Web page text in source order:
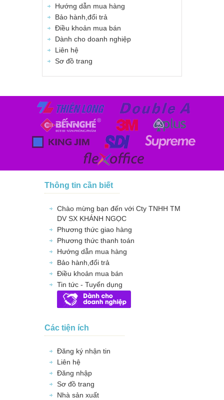
Hướng dẫn mua hàng
Bảo hành,đổi trả
Điều khoản mua bán
Dành cho doanh nghiệp
Liên hệ
Sơ đồ trang
Thông tin cần biết
Chào mừng bạn đến với Cty TNHH TM
DV SX KHÁNH NGỌC
Phương thức giao hàng
Phương thức thanh toán
Hướng dẫn mua hàng
Bảo hành,đổi trả
Điều khoản mua bán
Tin tức - Tuyển dụng
Các tiện ích
Đăng ký nhận tin
Liên hệ
Đăng nhập
Sơ đồ trang
Nhà sản xuất